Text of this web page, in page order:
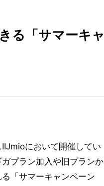
る「サマーキャ
において開催してい
プラン加入や旧プランか
「サマーキャンペーン